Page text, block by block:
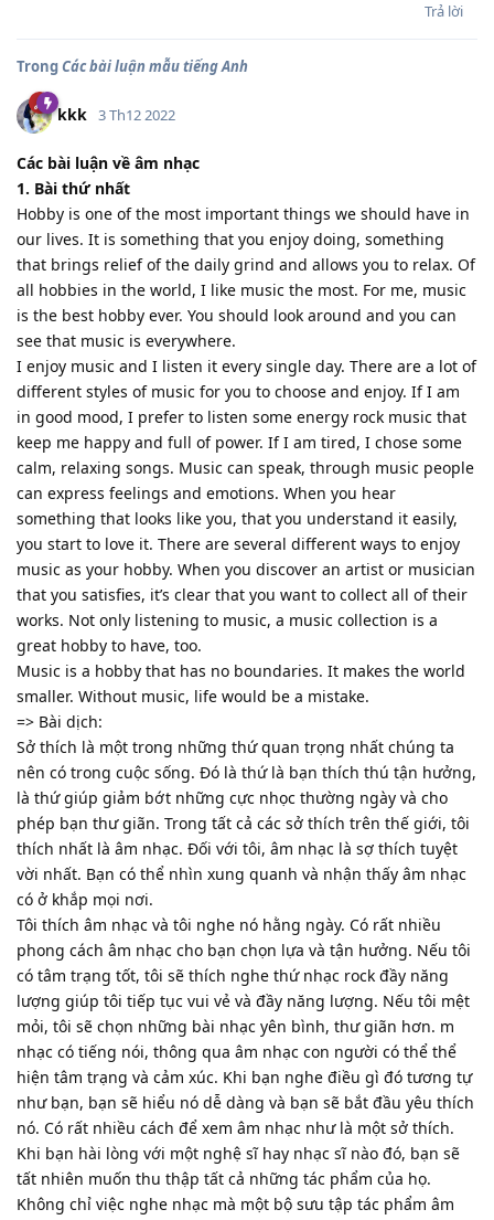
Trả lời
TrongCác bài luận mẫu tiếng Anh
kkk 3 Th12 2022
Các bài luận về âm nhạc
1. Bài thứ nhất
Hobby is one of the most important things we should have in
our lives. It is something that you enjoy doing, something
that brings relief of the daily grind and allows you to relax. Of
all hobbies in the world, I like music the most. For me, music
is the best hobby ever. You should look around and you can
see that music is everywhere.
I enjoy music and I listen it every single day. There are a lot of
different styles of music for you to choose and enjoy. If I am
in good mood, I prefer to listen some energy rock music that
keep me happy and full of power. If I am tired, I chose some
calm, relaxing songs. Music can speak, through music people
can express feelings and emotions. When you hear
something that looks like you, that you understand it easily,
you start to love it. There are several different ways to enjoy
music as your hobby. When you discover an artist or musician
that you satisfies, it’s clear that you want to collect all of their
works. Not only listening to music, a music collection is a
great hobby to have, too.
Music is a hobby that has no boundaries. It makes the world
smaller. Without music, life would be a mistake.
=> Bài dịch:
Sở thích là một trong những thứ quan trọng nhất chúng ta
nên có trong cuộc sống. Đó là thứ là bạn thích thú tận hưởng,
là thứ giúp giảm bớt những cực nhọc thường ngày và cho
phép bạn thư giãn. Trong tất cả các sở thích trên thế giới, tôi
thích nhất là âm nhạc. Đối với tôi, âm nhạc là sợ thích tuyệt
vời nhất. Bạn có thể nhìn xung quanh và nhận thấy âm nhạc
có ở khắp mọi nơi.
Tôi thích âm nhạc và tôi nghe nó hằng ngày. Có rất nhiều
phong cách âm nhạc cho bạn chọn lựa và tận hưởng. Nếu tôi
có tâm trạng tốt, tôi sẽ thích nghe thứ nhạc rock đầy năng
lượng giúp tôi tiếp tục vui vẻ và đầy năng lượng. Nếu tôi mệt
mỏi, tôi sẽ chọn những bài nhạc yên bình, thư giãn hơn. m
nhạc có tiếng nói, thông qua âm nhạc con người có thể thể
hiện tâm trạng và cảm xúc. Khi bạn nghe điều gì đó tương tự
như bạn, bạn sẽ hiểu nó dễ dàng và bạn sẽ bắt đầu yêu thích
nó. Có rất nhiều cách để xem âm nhạc như là một sở thích.
Khi bạn hài lòng với một nghệ sĩ hay nhạc sĩ nào đó, bạn sẽ
tất nhiên muốn thu thập tất cả những tác phẩm của họ.
Không chỉ việc nghe nhạc mà một bộ sưu tập tác phẩm âm